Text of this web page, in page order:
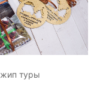
туры